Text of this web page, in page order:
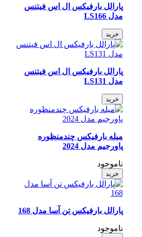
پارالل بارفیکس ال اس فیتنس
پارالل بارفیکس ال اس فیتنس
میله بارفیکس چندمنظوره
پاورجیم مدل 2024
ناموجود
پارالل بارفیکس تن آسا مدل 168
ناموجود